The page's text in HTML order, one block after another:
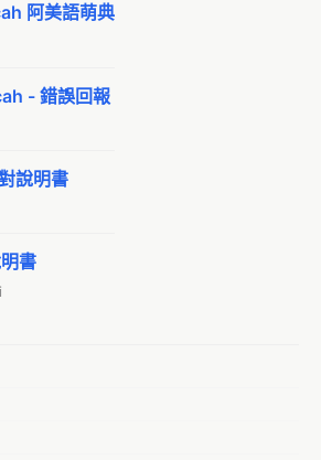
阿美語萌典
- 錯誤回報
說明書
書